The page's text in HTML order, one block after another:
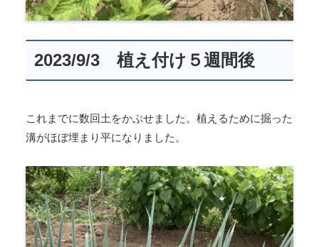
2023/9/3 植え付け５週間後
これまでに数回土をかぶせました。植えるために掘った
溝がほぼ埋まり平になりました。